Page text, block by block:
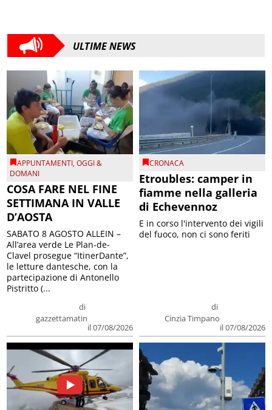
ULTIME NEWS
APPUNTAMENTI,OGGI &
DOMANI
COSA FARE NEL FINE
SETTIMANA IN VALLE
D’AOSTA
di
gazzettamatin
il 07/08/2026
SABATO 8 AGOSTO ALLEIN –
All’area verde Le Plan-de-
Clavel prosegue “ItinerDante”,
le letture dantesche, con la
partecipazione di Antonello
Pistritto (...
CRONACA
Etroubles: camper in
fiamme nella galleria
di Echevennoz
di
Cinzia Timpano
il 07/08/2026
E in corso l'intervento dei vigili
del fuoco, non ci sono feriti